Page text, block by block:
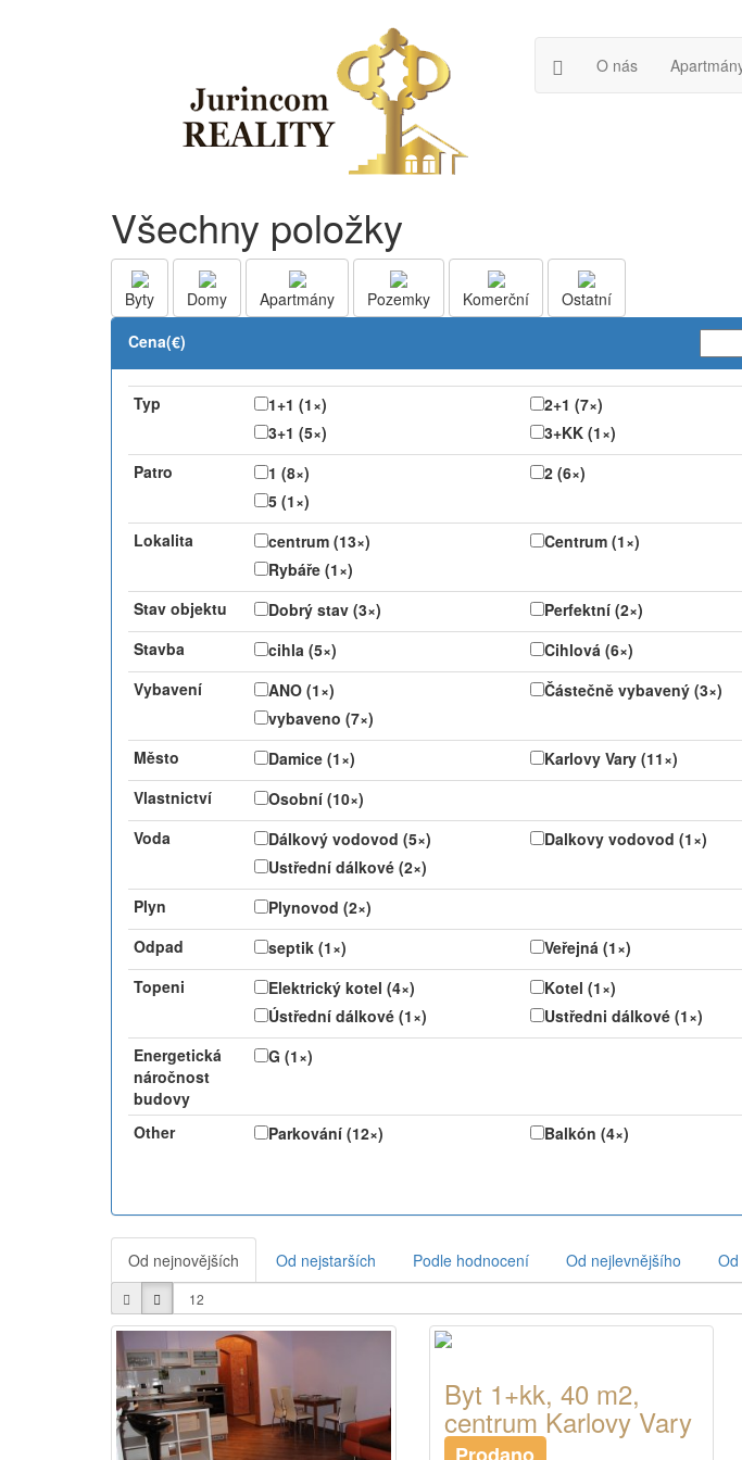
O nás
Všechny položky
Byty Domy Apartmány Pozemky Komerční
Ostatní
Cena(€)
Typ 1+1 (1×) 2+1 (7×)
3+1 (5×)
3+KK (1×)
Patro
1 (8×) 2 (6×)
5 (1×)
Lokalita
centrum (13×) Centrum (1×)
Rybáře (1×)
Stav objektu
Dobrý stav (3×) Perfektní (2×)
Stavba
cihla (5×)
Cihlová (6×)
Vybavení
ANO (1×) Částečně vybavený (3×)
vybaveno (7×)
Město
Damice (1×)
Karlovy Vary (11×)
Vlastnictví
Osobní (10×)
Voda
Dálkový vodovod (5×) Dalkovy vodovod (1×)
Ustřední dálkové (2×)
Plyn
Plynovod (2×)
Odpad
septik (1×) Veřejná (1×)
Topeni
Elektrický kotel (4×) Kotel (1×)
Ústřední dálkové (1×)
Ustředni dálkové (1×)
Energetická
náročnost
budovy
G (1×)
Other Parkování (12×) Balkón (4×)
Od nejnovějších Od nejstarších Podle hodnocení Od nejlevnějšího
Byt 1+kk, 40 m2,
centrum Karlovy Vary
Prodano